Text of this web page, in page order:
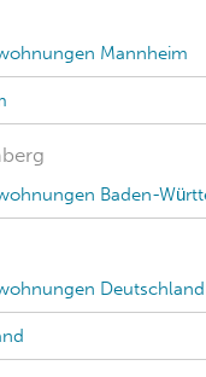
Mannheim
Baden-
Deutschland